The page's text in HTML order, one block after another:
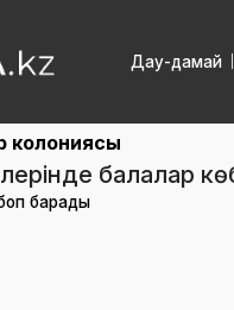
Дау-дамай
колониясы
балалар
барады